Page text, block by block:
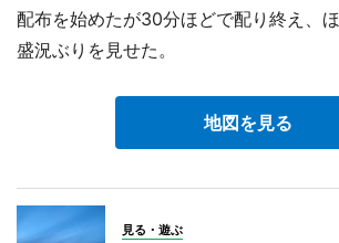
配布を始めたが30分ほどで配り終え、
盛況ぶりを見せた。
地図を見る
見る・遊ぶ